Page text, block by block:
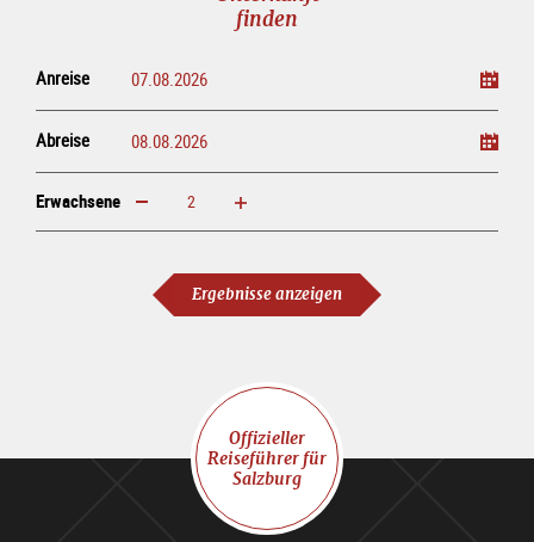
finden
Anreise
Abreise
Erwachsene erhöhen verringern
Ergebnisse anzeigen
Offizieller
Reiseführer für
Salzburg